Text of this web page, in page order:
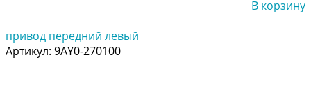
В корзину
привод передний левый
Артикул: 9AY0-270100